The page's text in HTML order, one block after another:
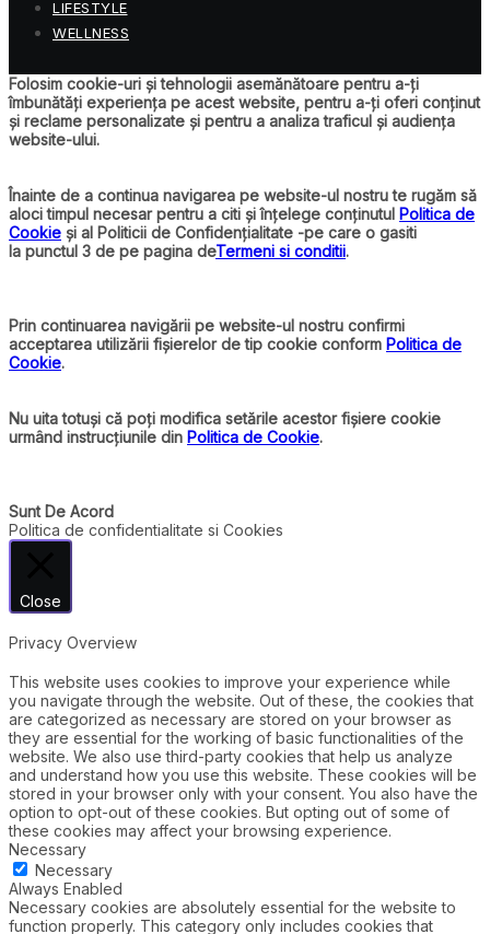
LIFESTYLE
WELLNESS
Folosim cookie-uri și tehnologii asemănătoare pentru a-ți
îmbunătăți experiența pe acest website, pentru a-ți oferi conținut
și reclame personalizate și pentru a analiza traficul și audiența
website-ului.
Înainte de a continua navigarea pe website-ul nostru te rugăm să
aloci timpul necesar pentru a citi și înțelege conținutul Politica de
Cookie și al Politicii de Confidențialitate -pe care o gasiti
la punctul 3 de pe pagina deTermeni si conditii.
Prin continuarea navigării pe website-ul nostru confirmi
acceptarea utilizării fișierelor de tip cookie conform Politica de
Cookie.
Nu uita totuși că poți modifica setările acestor fișiere cookie
urmând instrucțiunile din Politica de Cookie.
Sunt De Acord
Politica de confidentialitate si Cookies
Close
Privacy Overview
This website uses cookies to improve your experience while
you navigate through the website. Out of these, the cookies that
are categorized as necessary are stored on your browser as
they are essential for the working of basic functionalities of the
website. We also use third-party cookies that help us analyze
and understand how you use this website. These cookies will be
stored in your browser only with your consent. You also have the
option to opt-out of these cookies. But opting out of some of
these cookies may affect your browsing experience.
Necessary
Necessary
Always Enabled
Necessary cookies are absolutely essential for the website to
function properly. This category only includes cookies that